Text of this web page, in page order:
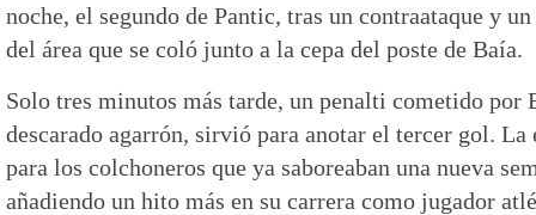
noche, el segundo de Pantic, tras un contraataque y
del área que se coló junto a la cepa del poste de Baía.
Solo tres minutos más tarde, un penalti cometido por
descarado agarrón, sirvió para anotar el tercer gol.
para los colchoneros que ya saboreaban una nueva
añadiendo un hito más en su carrera como jugador